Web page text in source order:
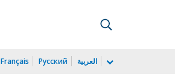
Français Русский العربية